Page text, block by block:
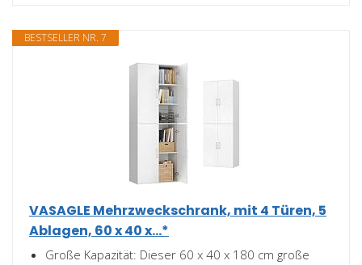
BESTSELLER NR. 7
VASAGLE Mehrzweckschrank, mit 4 Türen, 5
Ablagen, 60 x 40 x...*
Große Kapazität: Dieser 60 x 40 x 180 cm große